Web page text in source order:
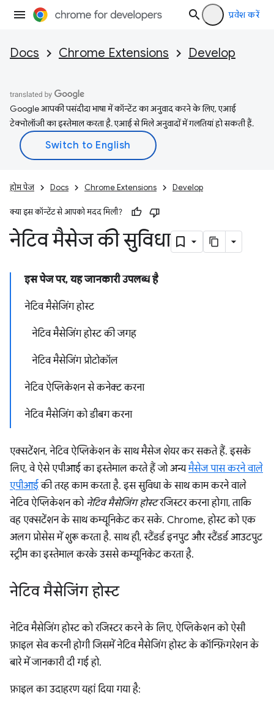
प्रवेश करें
Docs Chrome Extensions Develop
Google आपकी पसंदीदा भाषा में कॉन्टेंट का अनुवाद करने के लिए, एआई
टेक्नोलॉजी का इस्तेमाल करता है. एआई से मिले अनुवादों में गलतियां हो सकती हैं.
होम पेज Docs Chrome Extensions Develop
क्या इस कॉन्टेंट से आपको मदद मिली?
नेटिव मैसेज की सुविधा
इस पेज पर, यह जानकारी उपलब्ध है
नेटिव मैसेजिंग होस्ट
नेटिव मैसेजिंग होस्ट की जगह
नेटिव मैसेजिंग प्रोटोकॉल
नेटिव ऐप्लिकेशन से कनेक्ट करना
नेटिव मैसेजिंग को डीबग करना
एक्सटेंशन, नेटिव ऐप्लिकेशन के साथ मैसेज शेयर कर सकते हैं. इसके
लिए, वे ऐसे एपीआई का इस्तेमाल करते हैं जो अन्यमैसेज पास करने वाले
एपीआईकी तरह काम करता है. इस सुविधा के साथ काम करने वाले
नेटिव ऐप्लिकेशन को नेटिव मैसेजिंग होस्टरजिस्टर करना होगा, ताकि
वह एक्सटेंशन के साथ कम्यूनिकेट कर सके. Chrome, होस्ट को एक
अलग प्रोसेस में शुरू करता है. साथ ही, स्टैंडर्ड इनपुट और स्टैंडर्ड आउटपुट
स्ट्रीम का इस्तेमाल करके उससे कम्यूनिकेट करता है.
नेटिव मैसेजिंग होस्ट
नेटिव मैसेजिंग होस्ट को रजिस्टर करने के लिए, ऐप्लिकेशन को ऐसी
फ़ाइल सेव करनी होगी जिसमें नेटिव मैसेजिंग होस्ट के कॉन्फ़िगरेशन के
बारे में जानकारी दी गई हो.
फ़ाइल का उदाहरण यहां दिया गया है: